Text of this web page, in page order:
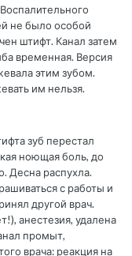
не было особой
штифт. Канал затем
временная. Версия
этим зубом.
им нельзя.
зуб перестал
ноющая боль, до
Десна распухла.
с работы и
другой врач.
анестезия, удалена
промыт,
врача: реакция на